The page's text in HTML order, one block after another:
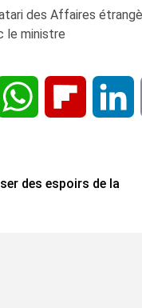
des Affaires
le ministre
WhatsApp Flipboard
des espoirs de la